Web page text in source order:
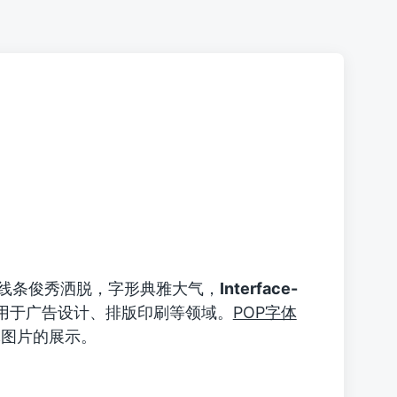
俊秀洒脱，字形典雅大气， Interface-
广告设计、排版印刷等领域。 POP字体
片的展示。